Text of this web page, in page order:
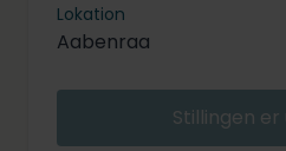
Lokation
Aabenraa
Stillingen